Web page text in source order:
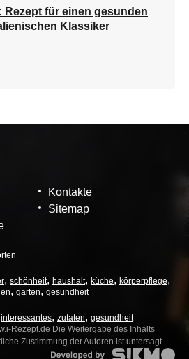
Rezept für einen gesunden
Klassiker
Kontakte
Sitemap
schönheit haushalt küche
körperpflege
garten
gesundheit
interessantes zutaten
gesundheit
Rezept.de Die Weitergabe des Inhalts
Zustimmung der Autoren ist untersagt.